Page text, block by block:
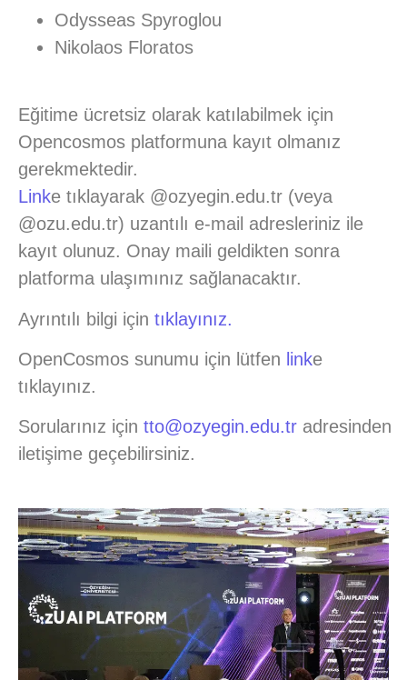
Odysseas Spyroglou
Nikolaos Floratos
Eğitime ücretsiz olarak katılabilmek için
Opencosmos platformuna kayıt olmanız
gerekmektedir.
Linke tıklayarak @ozyegin.edu.tr (veya
@ozu.edu.tr) uzantılı e-mail adresleriniz ile
kayıt olunuz. Onay maili geldikten sonra
platforma ulaşımınız sağlanacaktır.
Ayrıntılı bilgi için tıklayınız.
OpenCosmos sunumu için lütfen linke
tıklayınız.
Sorularınız için tto@ozyegin.edu.tr adresinden
iletişime geçebilirsiniz.